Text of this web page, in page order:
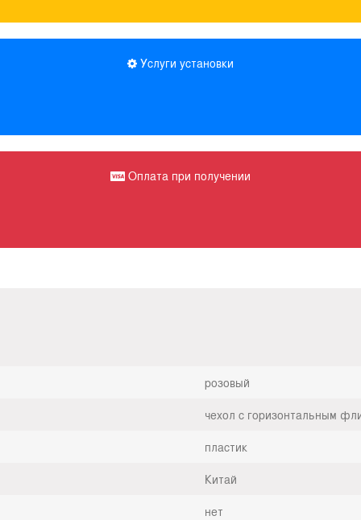
Услуги установки
Оплата при получении
розовый
чехол с горизонтальным
пластик
Китай
нет